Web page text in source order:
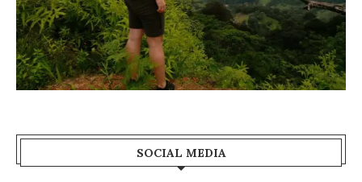
SOCIAL MEDIA